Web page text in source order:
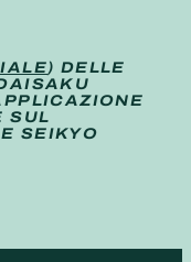
) DELLE
SUL
SEIKYO